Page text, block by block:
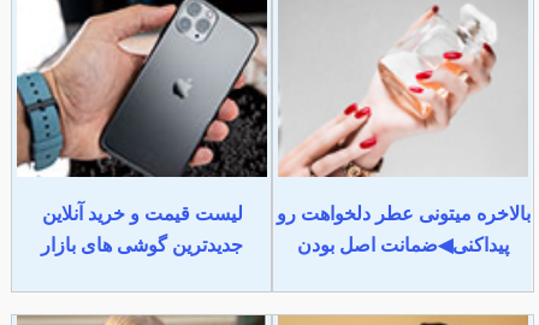
بالاخره میتونی عطر دلخواهت رو
پیداکنی◀ضمانت اصل بودن
لیست قیمت و خرید آنلاین
جدیدترین گوشی های بازار